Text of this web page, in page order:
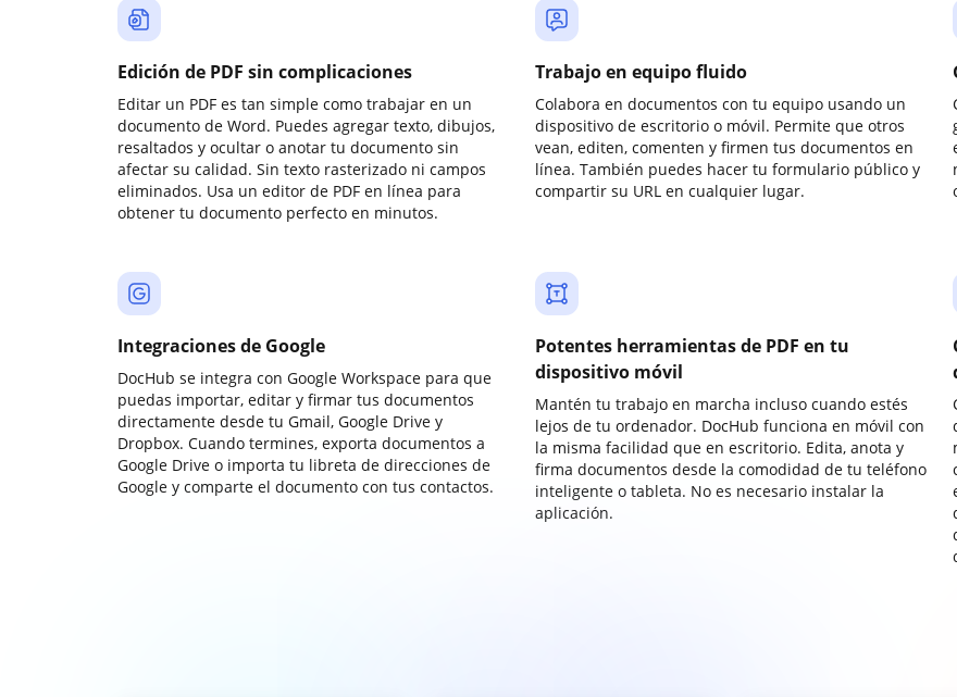
Edición de PDF sin complicaciones
Editar un PDF es tan simple como trabajar en un
documento de Word. Puedes agregar texto, dibujos,
resaltados y ocultar o anotar tu documento sin
afectar su calidad. Sin texto rasterizado ni campos
eliminados. Usa un editor de PDF en línea para
obtener tu documento perfecto en minutos.
Trabajo en equipo fluido
Colabora en documentos con tu equipo usando un
dispositivo de escritorio o móvil. Permite que otros
vean, editen, comenten y firmen tus documentos en
línea. También puedes hacer tu formulario público y
compartir su URL en cualquier lugar.
Integraciones de Google
DocHub se integra con Google Workspace para que
puedas importar, editar y firmar tus documentos
directamente desde tu Gmail, Google Drive y
Dropbox. Cuando termines, exporta documentos a
Google Drive o importa tu libreta de direcciones de
Google y comparte el documento con tus contactos.
Potentes herramientas de PDF en tu
dispositivo móvil
Mantén tu trabajo en marcha incluso cuando estés
lejos de tu ordenador. DocHub funciona en móvil con
la misma facilidad que en escritorio. Edita, anota y
firma documentos desde la comodidad de tu teléfono
inteligente o tableta. No es necesario instalar la
aplicación.